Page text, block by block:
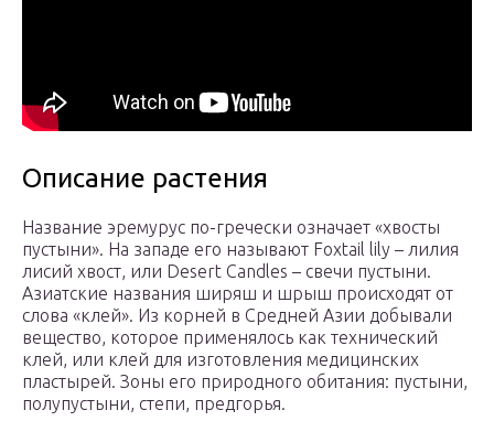
Описание растения
Название эремурус по-гречески означает «хвосты
пустыни». На западе его называют Foxtail lily – лилия
лисий хвост, или Desert Candles – свечи пустыни.
Азиатские названия ширяш и шрыш происходят от
слова «клей». Из корней в Средней Азии добывали
вещество, которое применялось как технический
клей, или клей для изготовления медицинских
пластырей. Зоны его природного обитания: пустыни,
полупустыни, степи, предгорья.